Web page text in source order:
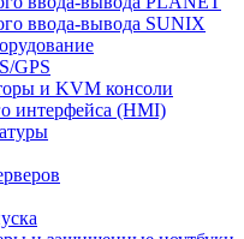
ввода-вывода SUNIX
GPS
и KVM консоли
интерфейса (HMI)